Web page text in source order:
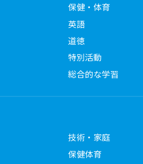
保健・体育
英語
道徳
特別活動
総合的な学習
技術・家庭
保健体育